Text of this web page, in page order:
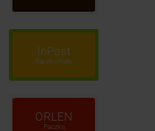
InPost
Paczkomaty
ORLEN
Paczka